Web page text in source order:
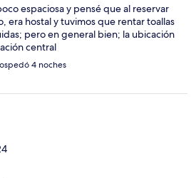
espaciosa y pensé que al reservar
era hostal y tuvimos que rentar toallas
pero en general bien; la ubicación
central
4 noches